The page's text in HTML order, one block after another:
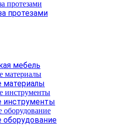
протезами
мебель
материалы
инструменты
оборудование